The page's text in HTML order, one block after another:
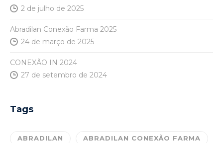
2 de julho de 2025
Abradilan Conexão Farma 2025
24 de março de 2025
CONEXÃO IN 2024
27 de setembro de 2024
Tags
ABRADILAN ABRADILAN CONEXÃO FARMA